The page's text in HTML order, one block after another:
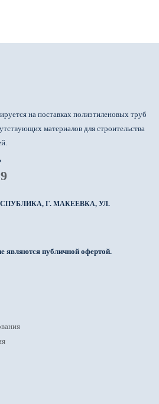
на поставках полиэтиленовых труб
материалов для строительства
Г. МАКЕЕВКА, УЛ.
являются публичной офертой.